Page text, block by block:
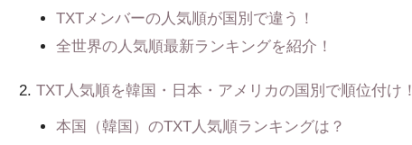
TXTメンバーの人気順が国別で違う！
全世界の人気順最新ランキングを紹介！
TXT人気順を韓国・日本・アメリカの国別で順位付け！
本国（韓国）のTXT人気順ランキングは？